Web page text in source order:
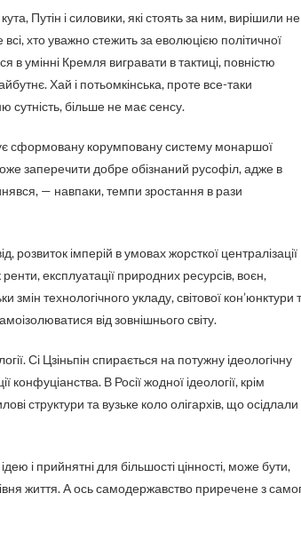
Путін і силовики, які стоять за ним, вирішили не
хто уважно стежить за еволюцією політичної
умінні Кремля вигравати в тактиці, повністю
Хай і потьомкінська, проте все-таки
сутність, більше не має сенсу.
сформовану корумповану систему монаршої
заперечити добре обізнаний русофіл, адже в
— навпаки, темпи зростання в рази
розвиток імперій в умовах жорсткої централізації
експлуатації природних ресурсів, воєн,
технологічного укладу, світової кон’юнктури
від зовнішнього світу.
Сі Цзіньпін спирається на потужну ідеологічну
В Росії жодної ідеології, крім
структури та вузьке коло олігархів, що осідлали
і прийнятні для більшості цінності, може бути,
життя. А ось самодержавство приречене з